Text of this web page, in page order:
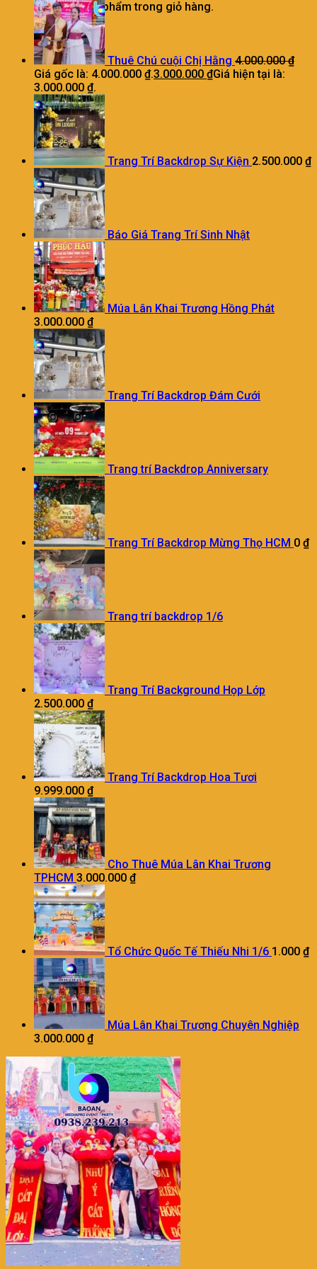
Chưa có sản phẩm trong giỏ hàng.
Thuê Chú cuội Chị Hằng 4.000.000₫
Giá gốc là: 4.000.000 ₫.3.000.000 ₫Giá hiện tại là:
3.000.000 ₫.
Trang Trí Backdrop Sự Kiện 2.500.000 ₫
Báo Giá Trang Trí Sinh Nhật
Múa Lân Khai Trương Hồng Phát
3.000.000 ₫
Trang Trí Backdrop Đám Cưới
Trang trí Backdrop Anniversary
Trang Trí Backdrop Mừng Thọ HCM 0 ₫
Trang trí backdrop 1/6
Trang Trí Background Họp Lớp
2.500.000 ₫
Trang Trí Backdrop Hoa Tươi
9.999.000 ₫
Cho Thuê Múa Lân Khai Trương
TPHCM 3.000.000 ₫
Tổ Chức Quốc Tế Thiếu Nhi 1/6 1.000 ₫
Múa Lân Khai Trương Chuyên Nghiệp
3.000.000 ₫